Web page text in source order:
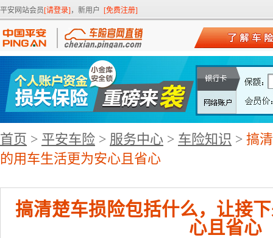
平安网站会员[请登录] ，新用户 [免费注册]
首页 > 平安车险 > 服务中心 > 车险知识 > 搞
的用车生活更为安心且省心
搞清楚车损险包括什么，让接
心且省心